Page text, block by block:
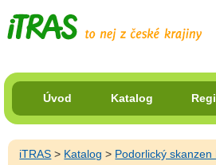
Úvod Katalog
iTRAS > Katalog > Podorlický skanzen